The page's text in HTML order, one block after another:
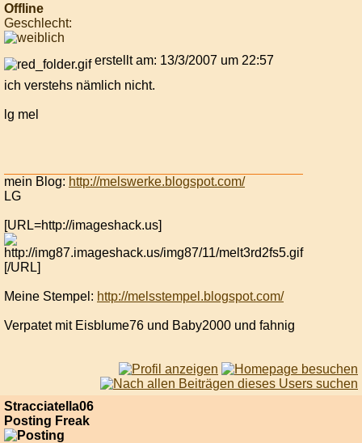
Offline
Geschlecht:
erstellt am: 13/3/2007 um 22:57
ich verstehs nämlich nicht.
lg mel
mein Blog: http://melswerke.blogspot.com/
LG
[URL=http://imageshack.us]
[/URL]
Meine Stempel: http://melsstempel.blogspot.com/
Verpatet mit Eisblume76 und Baby2000 und fahnig
Stracciatella06
Posting Freak